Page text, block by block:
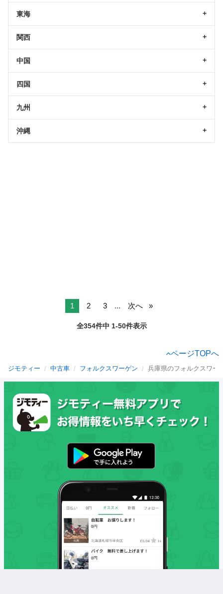
東海
関西
中国
四国
九州
沖縄
1 2 3 ... 次へ
全354件中 1-50件表示
ページTOPへ
ジモティー 中古車 フォルクスワーゲン 兵庫県のフォルクスワー